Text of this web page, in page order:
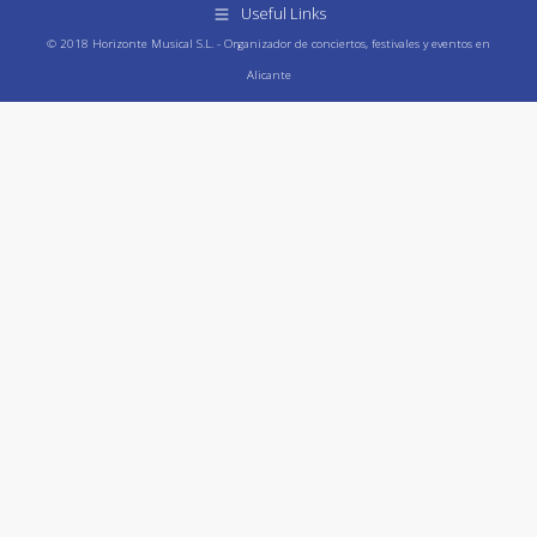
Useful Links
© 2018 Horizonte Musical S.L. - Organizador de conciertos, festivales y eventos en
Alicante